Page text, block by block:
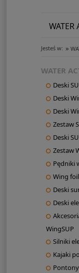
WATER
Jesteś w: »
WATER
Deski
Deski
Deski
Zestaw
Deski
Zestaw
Pędniki
Wing
Deski
Deski
WingSUP
Silniki
Kajaki
Pontony